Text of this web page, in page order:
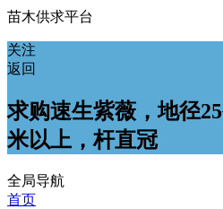
苗木供求平台
关注
返回
求购速生紫薇，地径
米以上，杆直冠
全局导航
首页